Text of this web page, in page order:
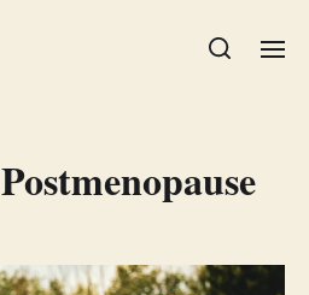
Postmenopause